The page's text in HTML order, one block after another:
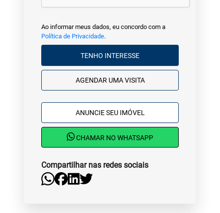
Ao informar meus dados, eu concordo com a
Política de Privacidade.
TENHO INTERESSE
AGENDAR UMA VISITA
ANUNCIE SEU IMÓVEL
CHAMAR NO WHATSAPP
Compartilhar nas redes sociais